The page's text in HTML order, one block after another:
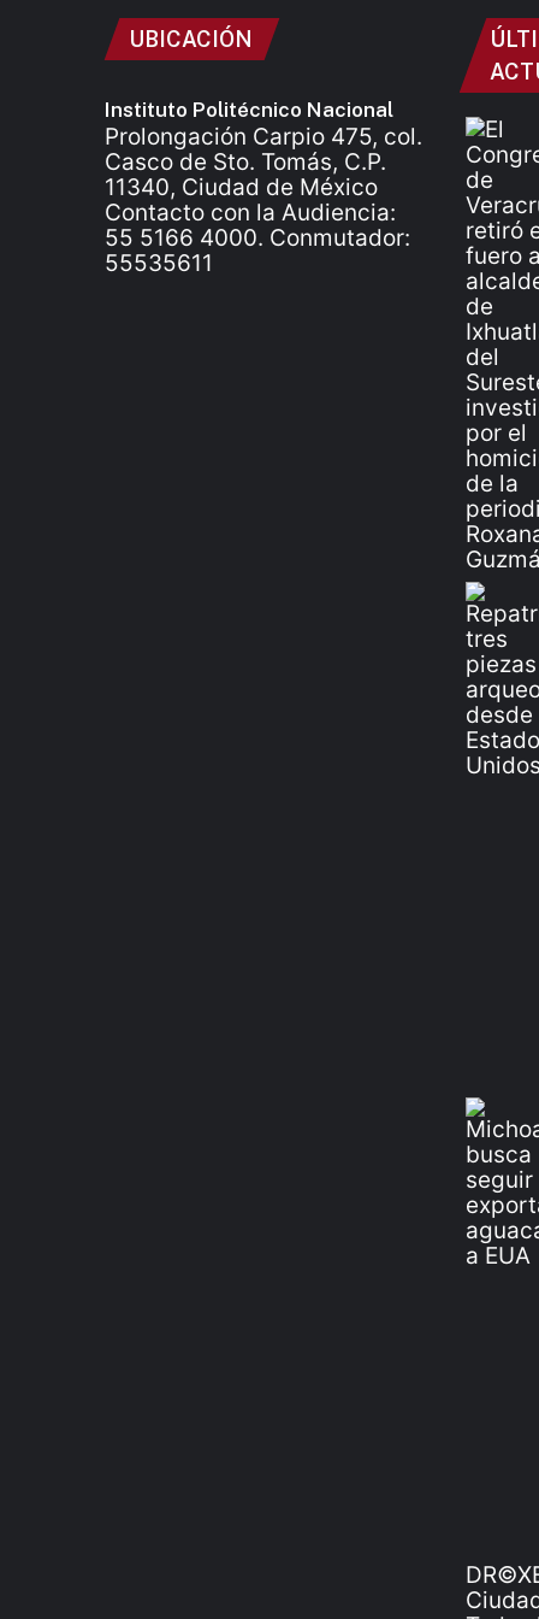
UBICACIÓN
Instituto Politécnico Nacional
Prolongación Carpio 475, col.
Casco de Sto. Tomás, C.P.
11340, Ciudad de México
Contacto con la Audiencia:
55 5166 4000. Conmutador:
55535611